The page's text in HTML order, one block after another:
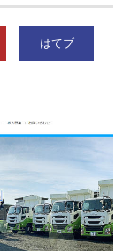
はてブ